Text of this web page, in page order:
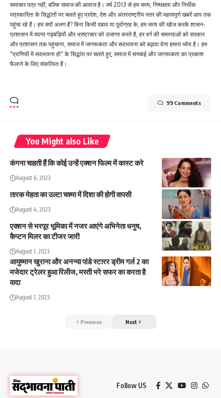
समाचार पत्र नहीं, बल्कि समाज की आवाज है। वर्ष 2013 से हम सत्य, निष्पक्षता और निर्भीक
पत्रकारिता के सिद्धांतों पर चलते हुए प्रदेश, देश और अंतरराष्ट्रीय स्तर की महत्वपूर्ण खबरें आप तक
पहुंचा रहे हैं। हम क्यों अलग हैं? बिना किसी दबाव या पूर्वाग्रह के, हम सत्य की खोज करके शासन-
प्रशासन में व्याप्त गड़बड़ियों और भ्रष्टाचार को उजागर करते है, हर वर्ग की समस्याओं को सरकार
और प्रशासन तक पहुंचाना, समाज में जागरूकता और सदभावना को बढ़ावा देना हमारा ध्येय है। हम
"प्राणियों में सदभावना हो" के सिद्धांत पर चलते हुए, समाज में सच्चाई और जागरूकता का प्रकाश
फैलाने के लिए संकल्पित हैं।
99 Comments
You Might also Like
कंगना चाहती हैं कि कोई उन्हें एक्शन फिल्म में कास्ट करे
August 6, 2023
तारक मेहता का उल्टा चश्मा में दिशा की होगी वापसी
August 4, 2023
एक्शन से भरपूर भूमिका में नजर आएंगे अभिनेता धनुष,
कैप्टन मिलर का टीजर जारी
August 1, 2023
आयुष्मान खुराना और अनन्या पांडे स्टारर ड्रीम गर्ल 2 का
मजेदार ट्रेलर हुआ रिलीज, मस्ती भरे सफर का करता है
वादा
August 1, 2023
Previous Next
Follow US